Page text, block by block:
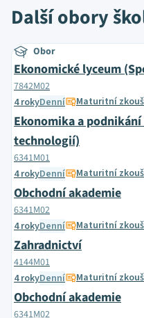
Další obory
Obor
Ekonomické lyceum
7842M02
4 rokyDenní Maturitní
Ekonomika a
technologií)
6341M01
4 rokyDenní Maturitní
Obchodní akademie
6341M02
4 rokyDenní Maturitní
Zahradnictví
4144M01
4 rokyDenní Maturitní
Obchodní akademie
6341M02